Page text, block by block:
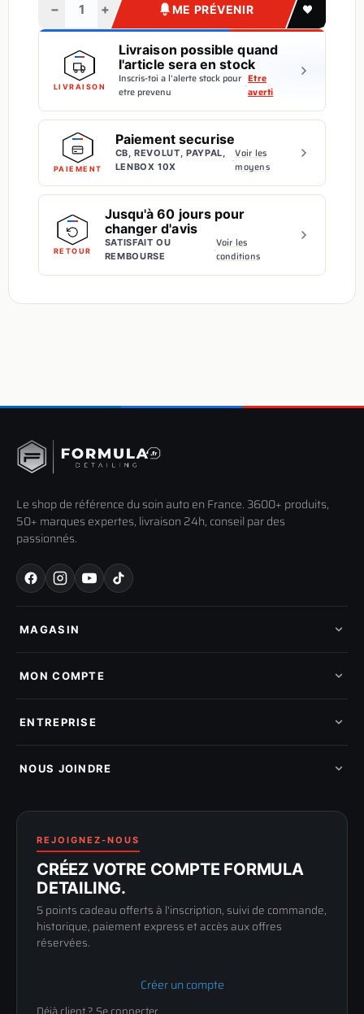
− + ME PRÉVENIR
LIVRAISON
Livraison possible quand
l'article sera en stock
Inscris-toi a l'alerte stock pour
etre prevenu
·Etre
averti
PAIEMENT
Paiement securise
CB, REVOLUT, PAYPAL,
LENBOX 10X
·Voir les
moyens
RETOUR
Jusqu'à 60 jours pour
changer d'avis
SATISFAIT OU
REMBOURSE
·Voir les
conditions
Le shop de référence du soin auto en France. 3600+ produits,
50+ marques expertes, livraison 24h, conseil par des
passionnés.
MAGASIN
Nos marques
Pads de polissage
Pièces détachées
MON COMPTE
Mes tickets SAV
Mon parrainage
Programme fidelite
ENTREPRISE
Compte pro
Politique de retour
Conditions générales
Mentions légales
Confidentialité
NOUS JOINDRE
89100 SENS
03 73 61 02 02
Lun-Ven
9h-12h / 14h-17h
REJOIGNEZ-NOUS
CRÉEZ VOTRE COMPTE FORMULA
DETAILING.
5 points cadeau offerts à l'inscription, suivi de commande,
historique, paiement express et accès aux offres
réservées.
Créer un compte